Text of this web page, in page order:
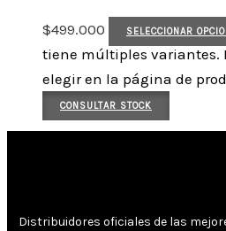
$499.000 SELECCIONAR
tiene múltiples variantes.
elegir en la página de
CONSULTAR STOCK
Distribuidores oficiales de las